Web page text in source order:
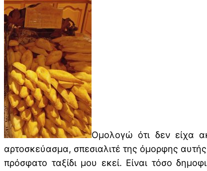
Ομολογώ ότι δεν είχα
αρτοσκεύασμα, σπεσιαλιτέ της όμορφης
πρόσφατο ταξίδι μου εκεί. Είναι τόσο